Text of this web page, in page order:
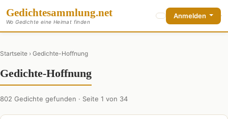
Gedichtesammlung.net
Wo Gedichte eine Heimat finden
Anmelden
Startseite › Gedichte-Hoffnung
Gedichte-Hoffnung
802 Gedichte gefunden · Seite 1 von 34